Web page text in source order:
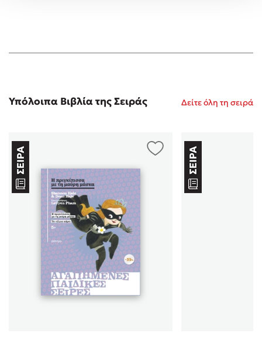
Υπόλοιπα Βιβλία της Σειράς Δείτε όλη τη σειρά